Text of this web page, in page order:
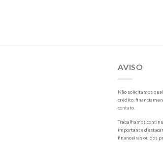
AVISO
Não solicitamos
crédito,
contato.
Trabalhamos
importante
financeiras ou dos